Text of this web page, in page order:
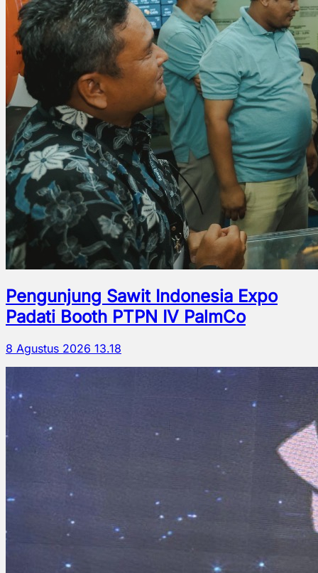
Pengunjung Sawit Indonesia Expo
Padati Booth PTPN IV PalmCo
8 Agustus 2026 13.18